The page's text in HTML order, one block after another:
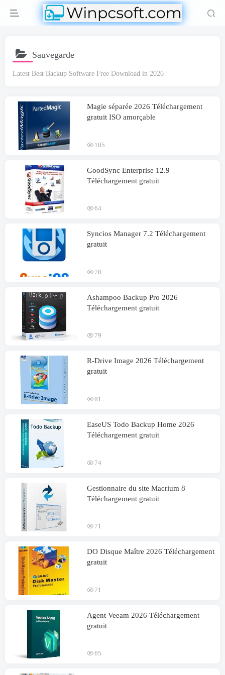
Sauvegarde
Latest Best Backup Software Free Download in 2026
Magie séparée 2026 Téléchargement
gratuit ISO amorçable
105
GoodSync Enterprise 12.9
Téléchargement gratuit
64
Syncios Manager 7.2 Téléchargement
gratuit
78
Ashampoo Backup Pro 2026
Téléchargement gratuit
79
R-Drive Image 2026 Téléchargement
gratuit
81
EaseUS Todo Backup Home 2026
Téléchargement gratuit
74
Gestionnaire du site Macrium 8
Téléchargement gratuit
71
DO Disque Maître 2026 Téléchargement
gratuit
71
Agent Veeam 2026 Téléchargement
gratuit
65